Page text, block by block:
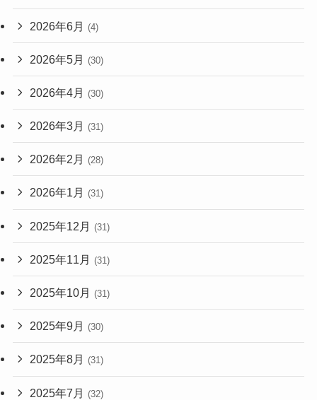
2026年6月 (4)
2026年5月 (30)
2026年4月 (30)
2026年3月 (31)
2026年2月 (28)
2026年1月 (31)
2025年12月 (31)
2025年11月 (31)
2025年10月 (31)
2025年9月 (30)
2025年8月 (31)
2025年7月 (32)